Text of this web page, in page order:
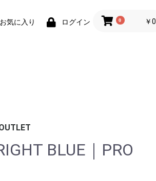
お気に入り ログイン 0 ￥0
ード
ス
ュ
枚）
ース
ース
ップ/バブル
ーツ
ーブ
ナー
セサリー
帽子/アパレ
ーチ
エリー
BLUE｜PRO